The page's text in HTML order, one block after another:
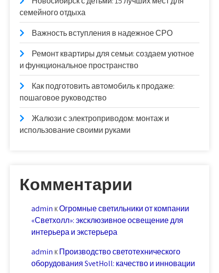
семейного отдыха
Важность вступления в надежное СРО
Ремонт квартиры для семьи: создаем уютное
и функциональное пространство
Как подготовить автомобиль к продаже:
пошаговое руководство
Жалюзи с электроприводом: монтаж и
использование своими руками
Комментарии
admin кОгромные светильники от компании
«Светхолл»: эксклюзивное освещение для
интерьера и экстерьера
admin кПроизводство светотехнического
оборудования SvetHoll: качество и инновации